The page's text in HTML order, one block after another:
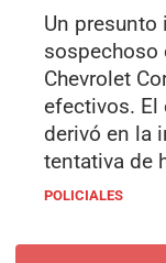
Un
sospechoso
Chevrolet
efectivos. El
derivó en la
tentativa de
POLICIALES